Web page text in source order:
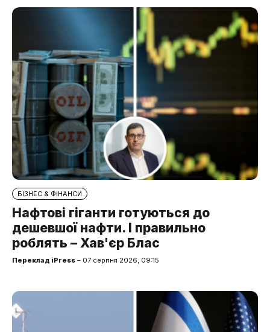
БІЗНЕС & ФІНАНСИ
Нафтові гіганти готуються до
дешевшої нафти. І правильно
роблять – Хав'єр Блас
Переклад iPress – 07 серпня 2026, 09:15